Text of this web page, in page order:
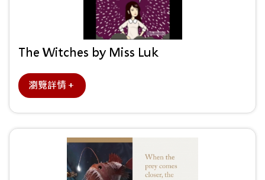
The Witches by Miss Luk
瀏覽詳情＋